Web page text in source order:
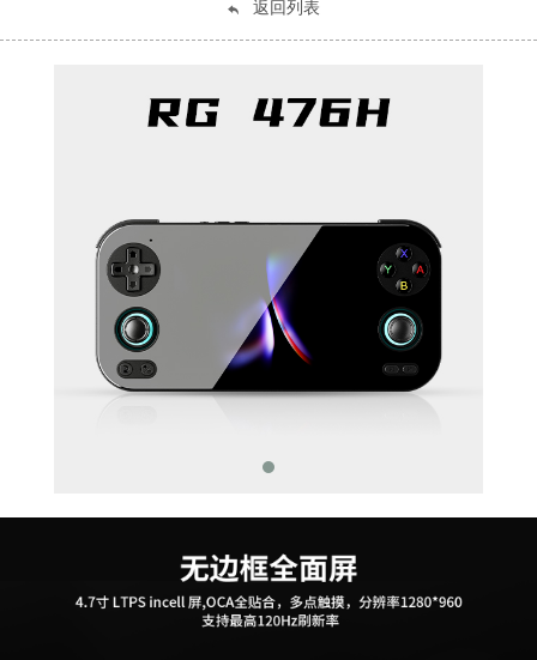
返回列表